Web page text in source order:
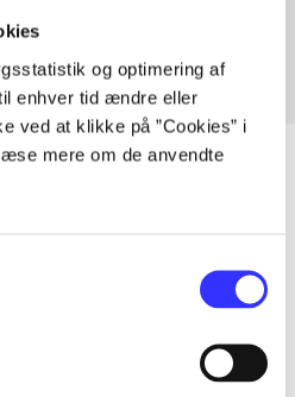
og optimering af
enhver tid ændre eller
ved at klikke på ”Cookies” i
mere om de anvendte